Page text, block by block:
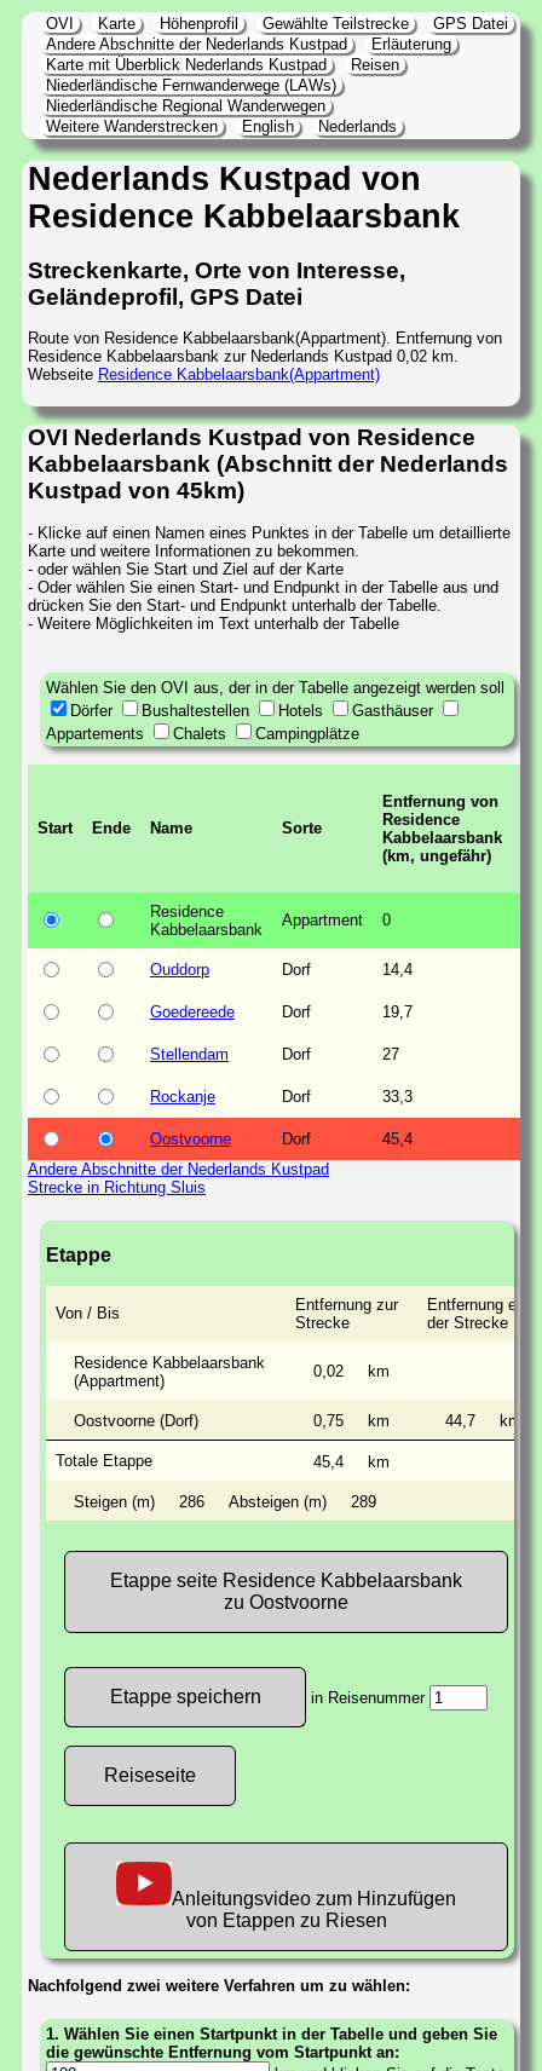
OVI Karte Höhenprofil Gewählte Teilstrecke
GPS Datei
Andere Abschnitte der Nederlands Kustpad
Erläuterung
Karte mit Überblick Nederlands Kustpad
Reisen
Niederländische Fernwanderwege (LAWs)
Niederländische Regional Wanderwegen
Weitere Wanderstrecken
English Nederlands
Nederlands Kustpad von
Residence Kabbelaarsbank
Streckenkarte, Orte von Interesse,
Geländeprofil, GPS Datei
Route von Residence Kabbelaarsbank(Appartment). Entfernung von
Residence Kabbelaarsbank zur Nederlands Kustpad 0,02 km.
Webseite Residence Kabbelaarsbank(Appartment)
OVI Nederlands Kustpad von Residence
Kabbelaarsbank (Abschnitt der Nederlands
Kustpad von 45km)
- Klicke auf einen Namen eines Punktes in der Tabelle um detaillierte
Karte und weitere Informationen zu bekommen.
- oder wählen Sie Start und Ziel auf der Karte
- Oder wählen Sie einen Start- und Endpunkt in der Tabelle aus und
drücken Sie den Start- und Endpunkt unterhalb der Tabelle.
- Weitere Möglichkeiten im Text unterhalb der Tabelle
Wählen Sie den OVI aus, der in der Tabelle angezeigt werden soll
Dörfer
Bushaltestellen Hotels
Gasthäuser
Appartements
Chalets Campingplätze
Start Ende Name Sorte
Entfernung von
Residence
Kabbelaarsbank
(km, ungefähr)
Residence
Kabbelaarsbank
Appartment 0
Ouddorp Dorf 14,4
Goedereede Dorf 19,7
Stellendam Dorf 27
Rockanje Dorf 33,3
Oostvoorne Dorf 45,4
Andere Abschnitte der Nederlands Kustpad
Strecke in Richtung Sluis
Etappe
Von / Bis
Entfernung zur
Strecke
Entfernung
der Strecke
Residence Kabbelaarsbank
(Appartment)
0,02 km
Oostvoorne (Dorf) 0,75 km 44,7 km
Totale Etappe 45,4 km
Steigen (m) 286 Absteigen (m) 289
Etappe seite Residence Kabbelaarsbank
zu Oostvoorne
in Reisenummer
Reiseseite
Anleitungsvideo zum Hinzufügen
von Etappen zu Riesen
Nachfolgend zwei weitere Verfahren um zu wählen:
1. Wählen Sie einen Startpunkt in der Tabelle und geben Sie
die gewünschte Entfernung vom Startpunkt an: